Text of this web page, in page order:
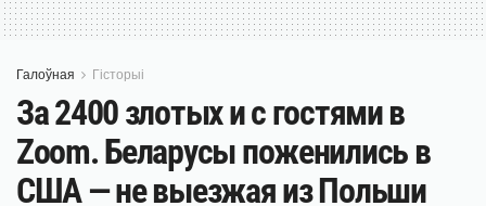
Галоўная Гісторыі
За 2400 злотых и с гостями в
Zoom. Беларусы поженились в
США — не выезжая из Польши